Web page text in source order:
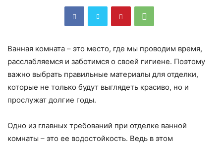
Ванная комната – это место, где мы проводим время,
расслабляемся и заботимся о своей гигиене. Поэтому
важно выбрать правильные материалы для отделки,
которые не только будут выглядеть красиво, но и
прослужат долгие годы.
Одно из главных требований при отделке ванной
комнаты – это ее водостойкость. Ведь в этом